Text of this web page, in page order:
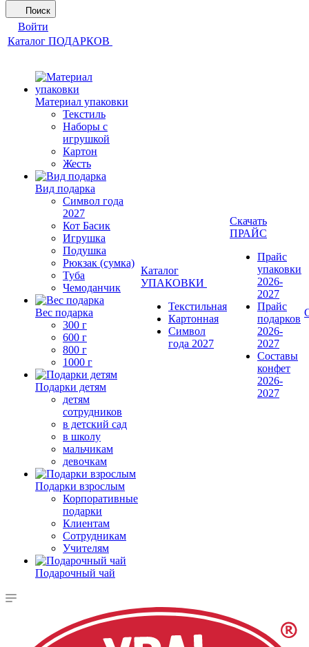
Поиск
Войти
Каталог ПОДАРКОВ
Материал упаковки
Текстиль
Наборы с
игрушкой
Картон
Жесть
Вид подарка
Символ года
2027
Кот Басик
Игрушка
Подушка
Рюкзак (сумка)
Туба
Чемоданчик
Вес подарка
300 г
600 г
800 г
1000 г
Подарки детям
детям
сотрудников
в детский сад
в школу
мальчикам
девочкам
Подарки взрослым
Корпоративные
подарки
Клиентам
Сотрудникам
Учителям
Подарочный чай
Каталог
УПАКОВКИ
Текстильная
Картонная
Символ
года 2027
Скачать
ПРАЙС
Прайс
упаковки
2026-
2027
Прайс
подарков
2026-
2027
Составы
конфет
2026-
2027